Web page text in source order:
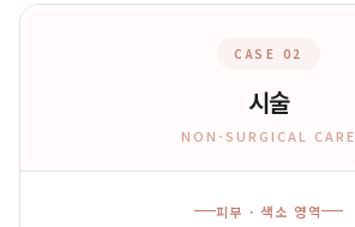
CASE 02
시술
NON-SURGICAL CARE
피부 · 색소 영역